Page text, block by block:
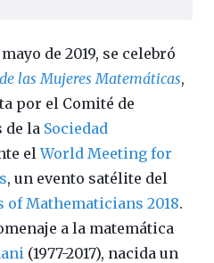
de 2019, se celebró
las Mujeres Matemáticas,
por el Comité de
de la Sociedad
elWorld Meeting for
, un evento satélite del
Mathematicians 2018.
a la matemática
(1977-2017), nacida un